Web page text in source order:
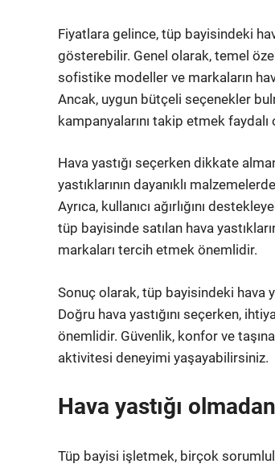
Fiyatlara gelince, tüp bayisindeki
gösterebilir. Genel olarak, temel
sofistike modeller ve markaların
Ancak, uygun bütçeli seçenekler
kampanyalarını takip etmek faydalı
Hava yastığı seçerken dikkate
yastıklarının dayanıklı
Ayrıca, kullanıcı ağırlığını
tüp bayisinde satılan hava
markaları tercih etmek önemlidir.
Sonuç olarak, tüp bayisindeki hava
Doğru hava yastığını seçerken,
önemlidir. Güvenlik, konfor ve
aktivitesi deneyimi yaşayabilirsiniz.
Hava yastığı
Tüp bayisi işletmek, birçok